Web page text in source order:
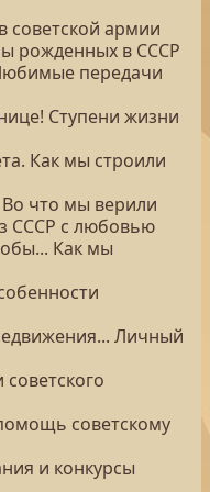
советской армии
рожденных в СССР
передачи
Ступени жизни
Как мы строили
что мы верили
СССР с любовью
Как мы
Личный
советскому
и конкурсы